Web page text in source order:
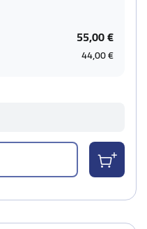
55,00 €
44,00 €